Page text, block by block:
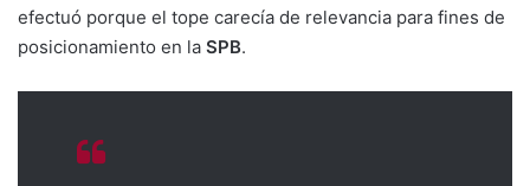
efectuó porque el tope carecía de relevancia para fines de
posicionamiento en la SPB.